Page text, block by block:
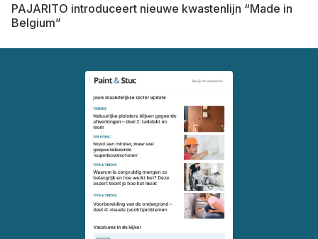
PAJARITO introduceert nieuwe kwastenlijn “Made in
Belgium”